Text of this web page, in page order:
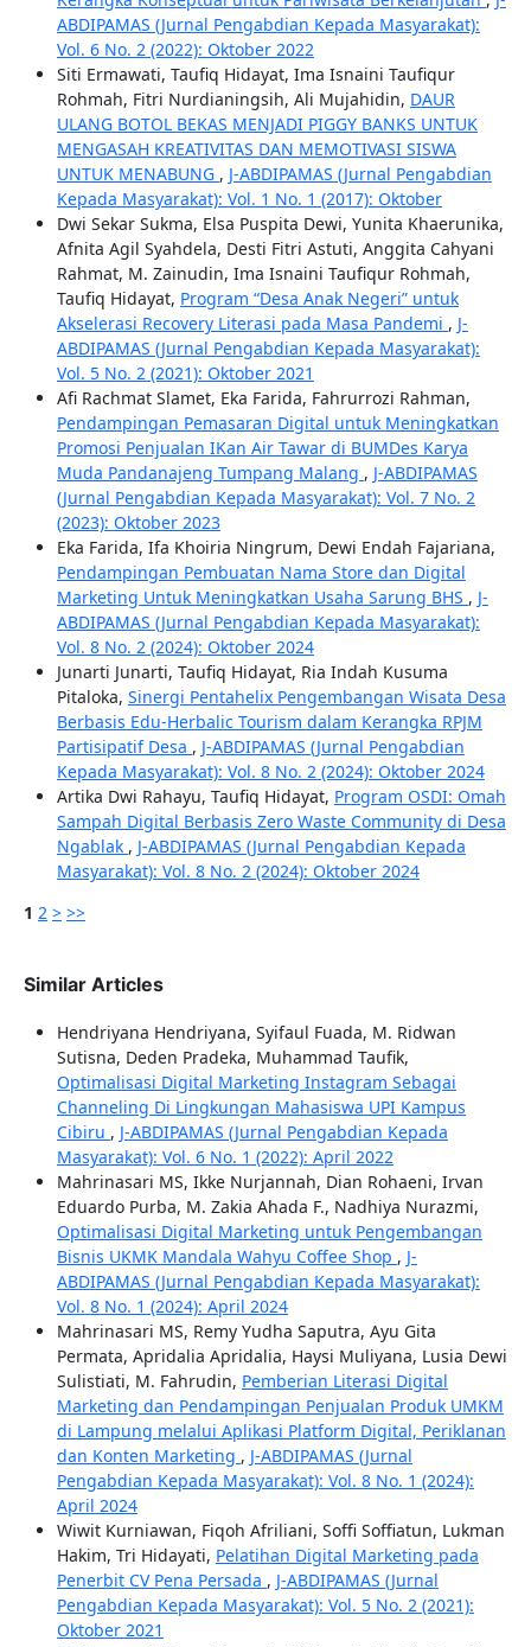
ABDIPAMAS (Jurnal Pengabdian Kepada Masyarakat):
Vol. 6 No. 2 (2022): Oktober 2022
Siti Ermawati, Taufiq Hidayat, Ima Isnaini Taufiqur
Rohmah, Fitri Nurdianingsih, Ali Mujahidin, DAUR
ULANG BOTOL BEKAS MENJADI PIGGY BANKS UNTUK
MENGASAH KREATIVITAS DAN MEMOTIVASI SISWA
UNTUK MENABUNG , J-ABDIPAMAS (Jurnal Pengabdian
Kepada Masyarakat): Vol. 1 No. 1 (2017): Oktober
Dwi Sekar Sukma, Elsa Puspita Dewi, Yunita Khaerunika,
Afnita Agil Syahdela, Desti Fitri Astuti, Anggita Cahyani
Rahmat, M. Zainudin, Ima Isnaini Taufiqur Rohmah,
Taufiq Hidayat, Program “Desa Anak Negeri” untuk
Akselerasi Recovery Literasi pada Masa Pandemi , J-
ABDIPAMAS (Jurnal Pengabdian Kepada Masyarakat):
Vol. 5 No. 2 (2021): Oktober 2021
Afi Rachmat Slamet, Eka Farida, Fahrurrozi Rahman,
Pendampingan Pemasaran Digital untuk Meningkatkan
Promosi Penjualan IKan Air Tawar di BUMDes Karya
Muda Pandanajeng Tumpang Malang , J-ABDIPAMAS
(Jurnal Pengabdian Kepada Masyarakat): Vol. 7 No. 2
(2023): Oktober 2023
Eka Farida, Ifa Khoiria Ningrum, Dewi Endah Fajariana,
Pendampingan Pembuatan Nama Store dan Digital
Marketing Untuk Meningkatkan Usaha Sarung BHS , J-
ABDIPAMAS (Jurnal Pengabdian Kepada Masyarakat):
Vol. 8 No. 2 (2024): Oktober 2024
Junarti Junarti, Taufiq Hidayat, Ria Indah Kusuma
Pitaloka, Sinergi Pentahelix Pengembangan Wisata Desa
Berbasis Edu-Herbalic Tourism dalam Kerangka RPJM
Partisipatif Desa , J-ABDIPAMAS (Jurnal Pengabdian
Kepada Masyarakat): Vol. 8 No. 2 (2024): Oktober 2024
Artika Dwi Rahayu, Taufiq Hidayat, Program OSDI: Omah
Sampah Digital Berbasis Zero Waste Community di Desa
Ngablak , J-ABDIPAMAS (Jurnal Pengabdian Kepada
Masyarakat): Vol. 8 No. 2 (2024): Oktober 2024
1 2 > >>
Similar Articles
Hendriyana Hendriyana, Syifaul Fuada, M. Ridwan
Sutisna, Deden Pradeka, Muhammad Taufik,
Optimalisasi Digital Marketing Instagram Sebagai
Channeling Di Lingkungan Mahasiswa UPI Kampus
Cibiru , J-ABDIPAMAS (Jurnal Pengabdian Kepada
Masyarakat): Vol. 6 No. 1 (2022): April 2022
Mahrinasari MS, Ikke Nurjannah, Dian Rohaeni, Irvan
Eduardo Purba, M. Zakia Ahada F., Nadhiya Nurazmi,
Optimalisasi Digital Marketing untuk Pengembangan
Bisnis UKMK Mandala Wahyu Coffee Shop , J-
ABDIPAMAS (Jurnal Pengabdian Kepada Masyarakat):
Vol. 8 No. 1 (2024): April 2024
Mahrinasari MS, Remy Yudha Saputra, Ayu Gita
Permata, Apridalia Apridalia, Haysi Muliyana, Lusia Dewi
Sulistiati, M. Fahrudin, Pemberian Literasi Digital
Marketing dan Pendampingan Penjualan Produk UMKM
di Lampung melalui Aplikasi Platform Digital, Periklanan
dan Konten Marketing , J-ABDIPAMAS (Jurnal
Pengabdian Kepada Masyarakat): Vol. 8 No. 1 (2024):
April 2024
Wiwit Kurniawan, Fiqoh Afriliani, Soffi Soffiatun, Lukman
Hakim, Tri Hidayati, Pelatihan Digital Marketing pada
Penerbit CV Pena Persada , J-ABDIPAMAS (Jurnal
Pengabdian Kepada Masyarakat): Vol. 5 No. 2 (2021):
Oktober 2021